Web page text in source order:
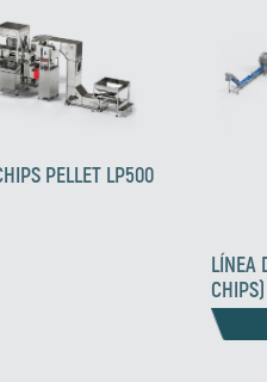
PELLET LP500
LÍNEA